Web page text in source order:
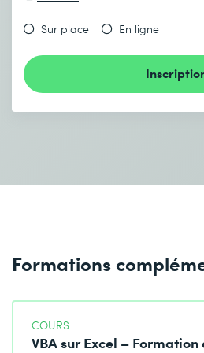
Sur place En ligne
Formations
COURS
VBA sur Excel –